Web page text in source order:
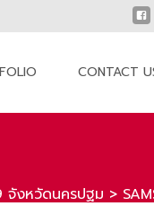
CONTACT
จังหวัดนครปฐม >